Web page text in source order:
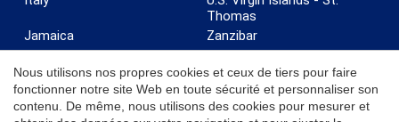
Jamaica
Thomas
Zanzibar
Nous utilisons nos propres cookies et ceux de tiers pour faire
fonctionner notre site Web en toute sécurité et personnaliser son
contenu. De même, nous utilisons des cookies pour mesurer et